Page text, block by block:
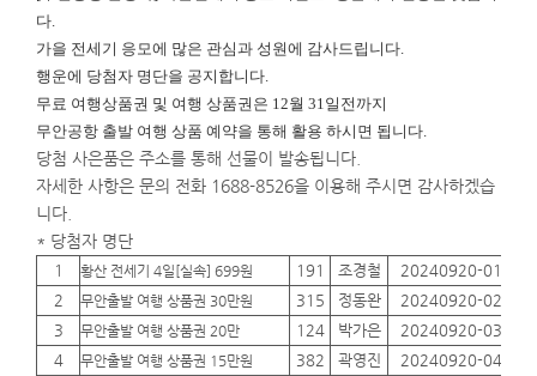
다.
가을 전세기 응모에 많은 관심과 성원에 감사드립니다.
행운에 당첨자 명단을 공지합니다.
무료 여행상품권 및 여행 상품권은 12월 31일전까지
무안공항 출발 여행 상품 예약을 통해 활용 하시면 됩니다.
당첨 사은품은 주소를 통해 선물이 발송됩니다.
자세한 사항은 문의 전화 1688-8526을 이용해 주시면 감사하겠습
니다.
* 당첨자 명단
1 황산 전세기 4일[실속] 699원 191 조경철 20240920-01
2
무안출발 여행 상품권 30만원 315 정동완 20240920-02
3
무안출발 여행 상품권 20만 124 박가은 20240920-03
4
무안출발 여행 상품권 15만원 382 곽영진 20240920-04